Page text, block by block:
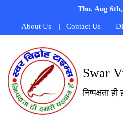
Thu. Aug
About Us Contact Us
Swar
निष्पक्षता